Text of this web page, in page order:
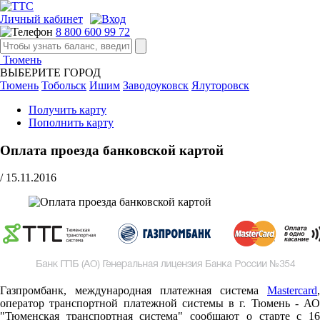
Личный кабинет
8 800 600 99 72
Тюмень
ВЫБЕРИТЕ ГОРОД
Тюмень Тобольск Ишим Заводоуковск Ялуторовск
Получить карту
Пополнить карту
Оплата проезда банковской картой
/ 15.11.2016
Газпромбанк, международная платежная система Mastercard,
оператор транспортной платежной системы в г. Тюмень - АО
"Тюменская транспортная система" сообщают о старте c 16